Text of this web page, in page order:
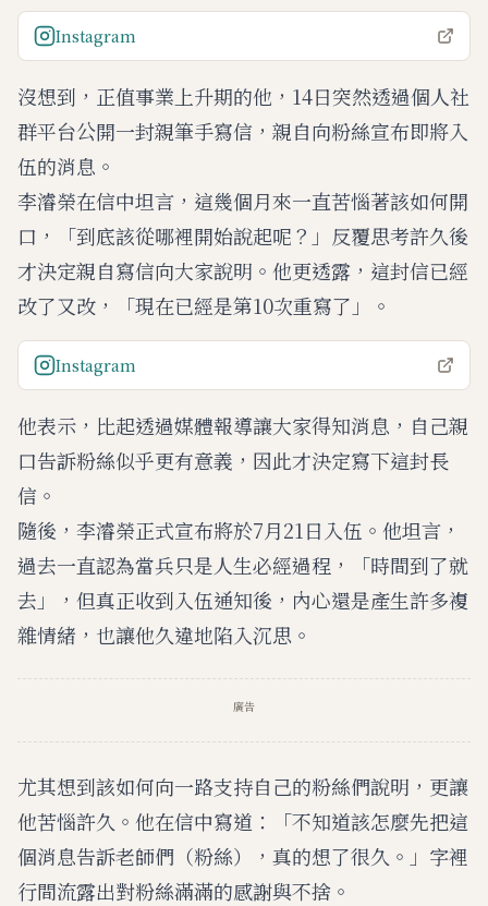
e
Instagram
沒想到，正值事業上升期的他，14日突然透過個人社
群平台公開一封親筆手寫信，親自向粉絲宣布即將入
伍的消息。
李濬榮在信中坦言，這幾個月來一直苦惱著該如何開
口，「到底該從哪裡開始說起呢？」反覆思考許久後
才決定親自寫信向大家說明。他更透露，這封信已經
改了又改，「現在已經是第10次重寫了」。
Instagram
他表示，比起透過媒體報導讓大家得知消息，自己親
口告訴粉絲似乎更有意義，因此才決定寫下這封長
信。
隨後，李濬榮正式宣布將於7月21日入伍。他坦言，
過去一直認為當兵只是人生必經過程，「時間到了就
去」，但真正收到入伍通知後，內心還是產生許多複
雜情緒，也讓他久違地陷入沉思。
廣告
尤其想到該如何向一路支持自己的粉絲們說明，更讓
他苦惱許久。他在信中寫道：「不知道該怎麼先把這
個消息告訴老師們（粉絲），真的想了很久。」字裡
行間流露出對粉絲滿滿的感謝與不捨。